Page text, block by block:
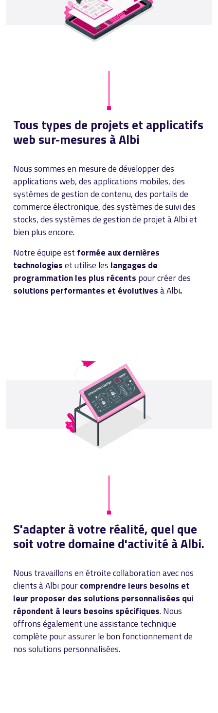
Tous types de projets et applicatifs
web sur-mesures à Albi
Nous sommes en mesure de développer des
applications web, des applications mobiles, des
systèmes de gestion de contenu, des portails de
commerce électronique, des systèmes de suivi des
stocks, des systèmes de gestion de projet à Albi et
bien plus encore.
Notre équipe est formée aux dernières
technologieset utilise les langages de
programmation les plus récents pour créer des
solutions performantes et évolutivesà Albi.
S'adapter à votre réalité, quel que
soit votre domaine d'activité à Albi.
Nous travaillons en étroite collaboration avec nos
clients à Albi pourcomprendre leurs besoins et
leur proposer des solutions personnalisées qui
répondent à leurs besoins spécifiques. Nous
offrons également une assistance technique
complète pour assurer le bon fonctionnement de
nos solutions personnalisées.